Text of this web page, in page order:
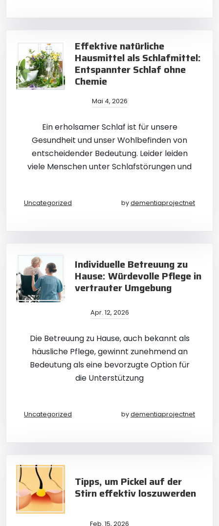
Effektive natürliche
Hausmittel als Schlafmittel:
Entspannter Schlaf ohne
Chemie
Mai 4, 2026
Ein erholsamer Schlaf ist für unsere
Gesundheit und unser Wohlbefinden von
entscheidender Bedeutung. Leider leiden
viele Menschen unter Schlafstörungen und
Uncategorized bydementiaprojectnet
Individuelle Betreuung zu
Hause: Würdevolle Pflege in
vertrauter Umgebung
Apr. 12, 2026
Die Betreuung zu Hause, auch bekannt als
häusliche Pflege, gewinnt zunehmend an
Bedeutung als eine bevorzugte Option für
die Unterstützung
Uncategorized bydementiaprojectnet
Tipps, um Pickel auf der
Stirn effektiv loszuwerden
Feb. 15, 2026